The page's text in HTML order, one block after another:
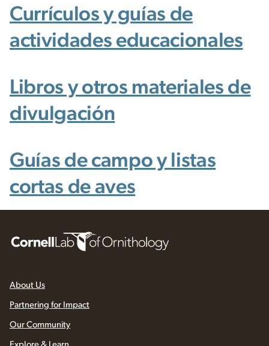
Currículos y guías de
actividades educacionales
Libros y otros materiales de
divulgación
Guías de campo y listas
cortas de aves
About Us
Partnering for Impact
Our Community